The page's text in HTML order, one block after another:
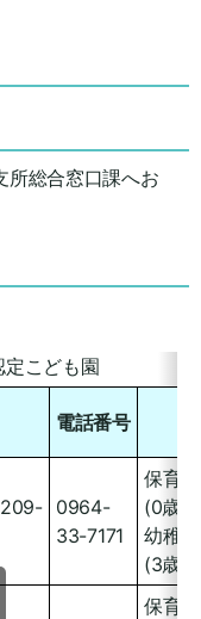
所総合窓口課へお
定こども園
電話番号
0964-
33-7171
保育
(0歳
幼稚
(3歳
保育